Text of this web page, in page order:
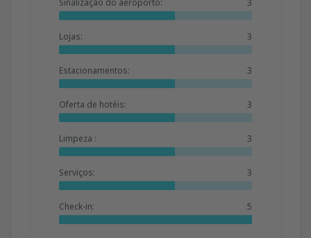
Lojas: 3
Estacionamentos: 3
Oferta de hotéis: 3
Limpeza : 3
Serviços: 3
Check-in: 5